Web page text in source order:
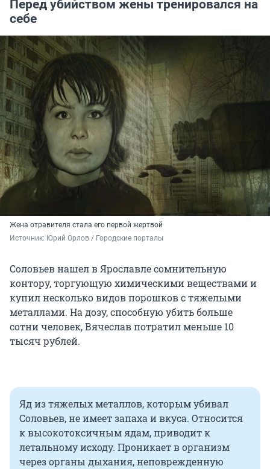
Перед убийством жены тренировался на
себе
Жена отравителя стала его первой жертвой
Источник: Юрий Орлов / Городские порталы
Соловьев нашел в Ярославле сомнительную
контору, торгующую химическими веществами и
купил несколько видов порошков с тяжелыми
металлами. На дозу, способную убить больше
сотни человек, Вячеслав потратил меньше 10
тысяч рублей.
Яд из тяжелых металлов, которым убивал
Соловьев, не имеет запаха и вкуса. Относится
к высокотоксичным ядам, приводит к
летальному исходу. Проникает в организм
через органы дыхания, неповрежденную